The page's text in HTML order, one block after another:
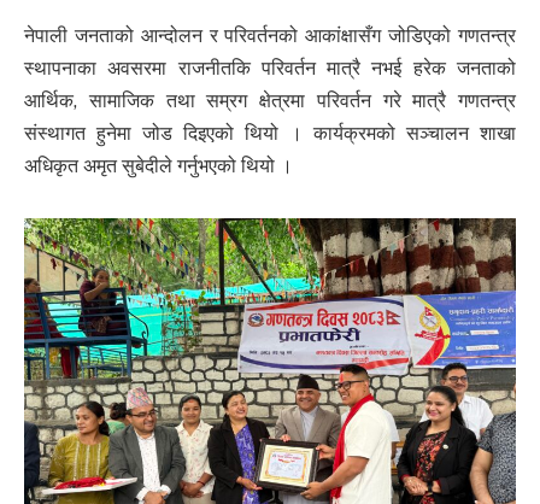
नेपाली जनताको आन्दोलन र परिवर्तनको आकांक्षासँग जोडिएको गणतन्त्र
स्थापनाका अवसरमा राजनीतकि परिवर्तन मात्रै नभई हरेक जनताको
आर्थिक, सामाजिक तथा सम्रग क्षेत्रमा परिवर्तन गरे मात्रै गणतन्त्र
संस्थागत हुनेमा जोड दिइएको थियो । कार्यक्रमको सञ्चालन शाखा
अधिकृत अमृत सुबेदीले गर्नुभएको थियो ।